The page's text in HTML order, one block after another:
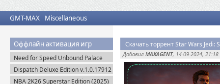
GMT-MAX Miscellaneous
Оффлайн активация игр
Need for Speed Unbound Palace
Edition (2022) Origin-Rip
Dispatch Deluxe Edition v.1.0.17912
+ DLC (2025) Пиратка
NBA 2K26 Superstar Edition (2025)
Добавил MAXAGENT, 14-09-2024, 21:18